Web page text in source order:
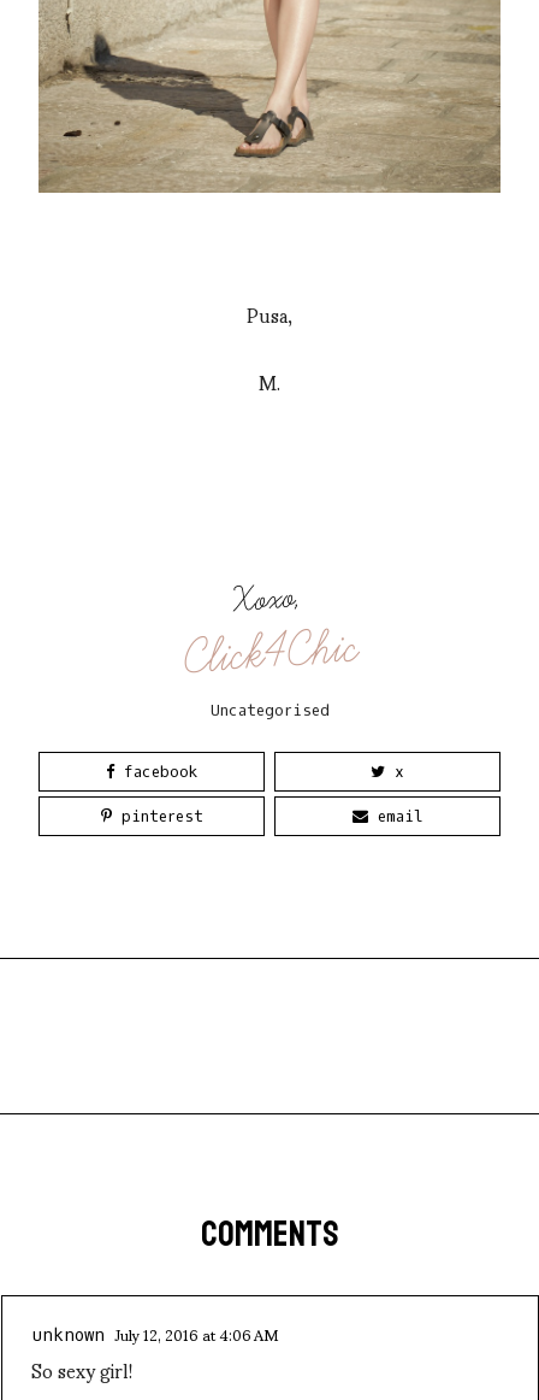
Pusa,
M.
Xoxo,
Click4Chic
Uncategorised
facebook x
pinterest email
COMMENTS
unknown July 12, 2016 at 4:06 AM
So sexy girl!